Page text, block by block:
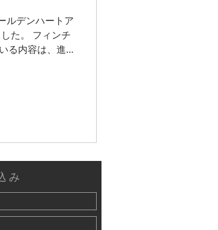
ルデンハートア
た。 フィンチ
る内容は、進
み